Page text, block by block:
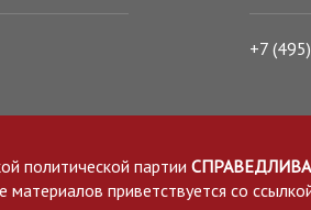
+7
политической партии
приветствуется со